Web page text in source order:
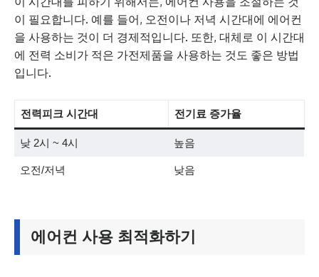
이 필요합니다. 예를 들어, 오전이나 저녁 시간대에 에어컨
을 사용하는 것이 더 경제적입니다. 또한, 대체로 이 시간대
에 전력 소비가 적은 가전제품을 사용하는 것도 좋은 방법
입니다.
전력피크 시간대 전기료 증가율
낮 2시 ~ 4시 높음
오전/저녁 낮음
에어컨 사용 최적화하기